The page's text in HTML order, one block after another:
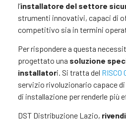
l’installatore del settore
strumenti innovativi, capaci di
competitivo sia in termini
Per rispondere a questa
progettato una soluzione
installatori. Si tratta del
servizio rivoluzionario capace
di installazione per renderle più
DST Distribuzione Lazio,